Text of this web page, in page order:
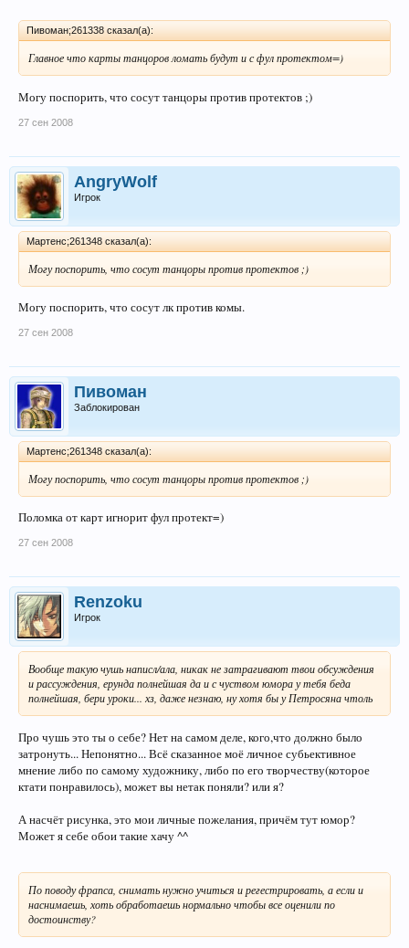
Пивоман;261338 сказал(а):
Главное что карты танцоров ломать будут и с фул протектом=)
Могу поспорить, что сосут танцоры против протектов ;)
27 сен 2008
AngryWolf
Игрок
Мартенс;261348 сказал(а):
Могу поспорить, что сосут танцоры против протектов ;)
Могу поспорить, что сосут лк против комы.
27 сен 2008
Пивоман
Заблокирован
Мартенс;261348 сказал(а):
Могу поспорить, что сосут танцоры против протектов ;)
Поломка от карт игнорит фул протект=)
27 сен 2008
Renzoku
Игрок
Вообще такую чушь написл/ала, никак не затрагивают твои обсуждения
и рассуждения, ерунда полнейшая да и с чуством юмора у тебя беда
полнейшая, бери уроки... хз, даже незнаю, ну хотя бы у Петросяна чтоль
Про чушь это ты о себе? Нет на самом деле, кого,что должно было
затронуть... Непонятно... Всё сказанное моё личное субьективное
мнение либо по самому художнику, либо по его творчеству(которое
ктати понравилось), может вы нетак поняли? или я?
А насчёт рисунка, это мои личные пожелания, причём тут юмор?
Может я себе обои такие хачу ^^
По поводу фрапса, снимать нужно учиться и регестрировать, а если и
наснимаешь, хоть обработаешь нормально чтобы все оценили по
достоинству?